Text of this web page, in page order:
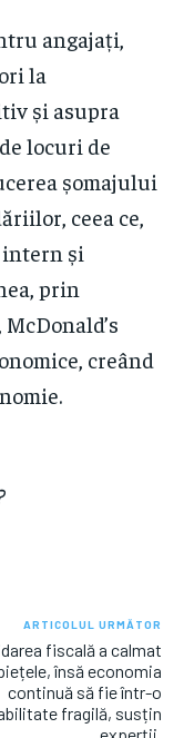
angajați,
la
și asupra
locuri de
șomajului
ceea ce,
și
prin
creând
ARTICOLUL URMĂTOR
fiscală a calmat
însă economia
continuă să fie într-o
fragilă, susțin